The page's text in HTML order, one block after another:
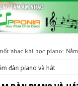
nhạc khi học piano:
đàn piano và hát